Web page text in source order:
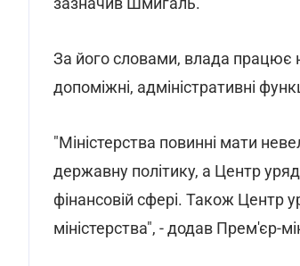
За його словами, влада працює
допоміжні, адміністративні
"Міністерства повинні мати
державну політику, а Центр
фінансовій сфері. Також Центр
міністерства", - додав Прем'єр-